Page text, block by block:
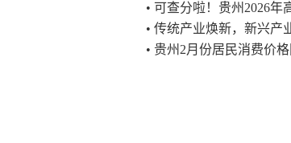
• 可查分啦！贵州2026
• 传统产业焕新，新兴产
• 贵州2月份居民消费价